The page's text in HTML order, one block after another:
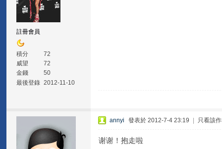
註冊會員
積分
72
威望
72
金錢
50
最後登錄 2012-11-10
annyi 發表於 2012-7-4 23:19 只看該
谢谢！抱走啦